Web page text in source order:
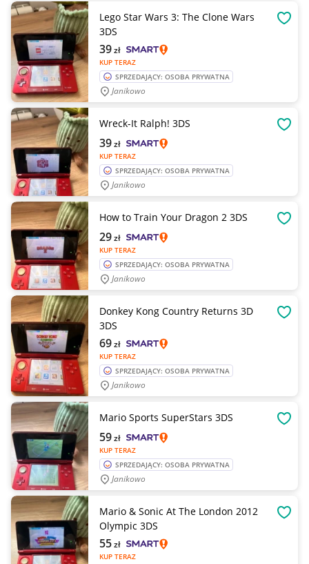
Lego Star Wars 3: The Clone Wars
3DS
KUP TERAZ
39zł
SPRZEDAJĄCY: OSOBA PRYWATNA
Janikowo
Wreck-It Ralph! 3DS
KUP TERAZ
39zł
SPRZEDAJĄCY: OSOBA PRYWATNA
Janikowo
How to Train Your Dragon 2 3DS
KUP TERAZ
29zł
SPRZEDAJĄCY: OSOBA PRYWATNA
Janikowo
Donkey Kong Country Returns 3D
3DS
KUP TERAZ
69zł
SPRZEDAJĄCY: OSOBA PRYWATNA
Janikowo
Mario Sports SuperStars 3DS
KUP TERAZ
59zł
SPRZEDAJĄCY: OSOBA PRYWATNA
Janikowo
Mario & Sonic At The London 2012
Olympic 3DS
KUP TERAZ
55zł